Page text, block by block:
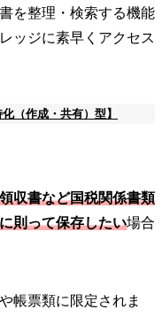
を整理・検索する機能
ッジに素早くアクセス
（作成・共有）型】
収書など国税関係書類
則って保存したい場合
帳票類に限定されま